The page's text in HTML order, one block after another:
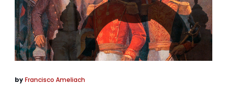
byFrancisco Ameliach